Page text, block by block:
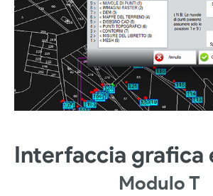
Interfaccia grafica
Modulo T